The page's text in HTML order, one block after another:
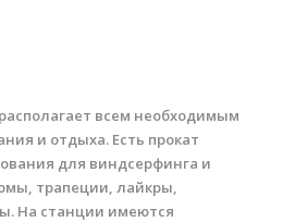
и винг фойла
серфинг и SUP
оборудования
всем необходимым
и отдыха. Есть прокат
для виндсерфинга и
трапеции, лайкры,
На станции имеются